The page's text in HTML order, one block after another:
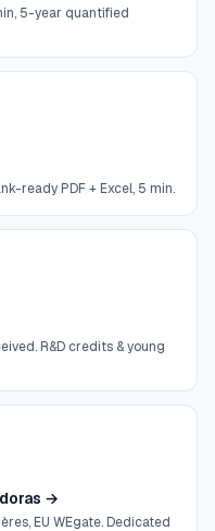
5-year quantified
ready PDF + Excel, 5 min.
R&D credits & young
→
EU WEgate. Dedicated